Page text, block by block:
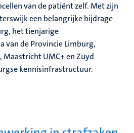
van de patiënt zelf. Met zijn
een belangrijke bijdrage
het tienjarige
van de Provincie Limburg,
UMC+ en Zuyd
kennisinfrastructuur.